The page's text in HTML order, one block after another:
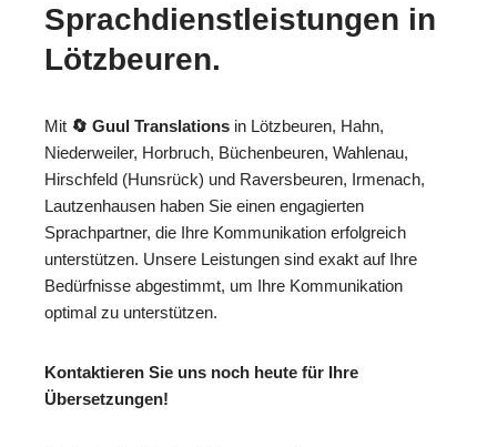
Sprachdienstleistungen in
Lötzbeuren.
Mit 🔄 Guul Translations in Lötzbeuren, Hahn,
Niederweiler, Horbruch, Büchenbeuren, Wahlenau,
Hirschfeld (Hunsrück) und Raversbeuren, Irmenach,
Lautzenhausen haben Sie einen engagierten
Sprachpartner, die Ihre Kommunikation erfolgreich
unterstützen. Unsere Leistungen sind exakt auf Ihre
Bedürfnisse abgestimmt, um Ihre Kommunikation
optimal zu unterstützen.
Kontaktieren Sie uns noch heute für Ihre
Übersetzungen!